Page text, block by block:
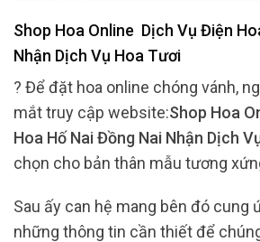
Shop Hoa Online Dịch Vụ Điện
Nhận Dịch Vụ Hoa Tươi
? Để đặt hoa online chóng vánh,
mắt truy cập website:Shop Hoa
Hoa Hố Nai Đồng Nai Nhận Dịch
chọn cho bản thân mẫu tương
Sau ấy can hệ mang bên đó cung
những thông tin cần thiết để